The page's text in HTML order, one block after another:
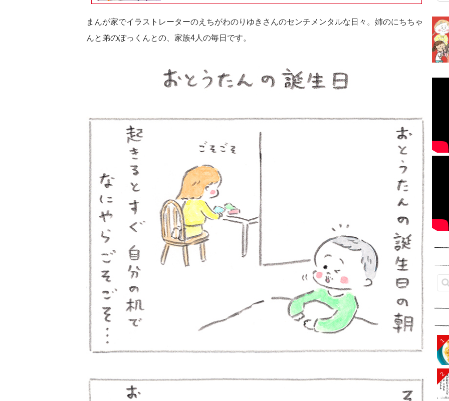
まんが家でイラストレーターのえちがわのりゆきさんのセンチメンタルな日々。姉のにちちゃ
んと弟のぽっくんとの、家族4人の毎日です。
1
2